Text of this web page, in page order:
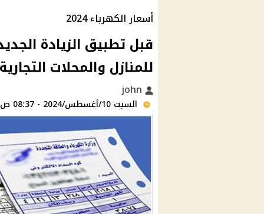
أسعار الكهرباء 2024
قبل تطبيق الزيادة
للمنازل والمحلات التجارية 2024 | وهذة الأسعار
السبت 10/أغسطس/2024 - 08:37 ص